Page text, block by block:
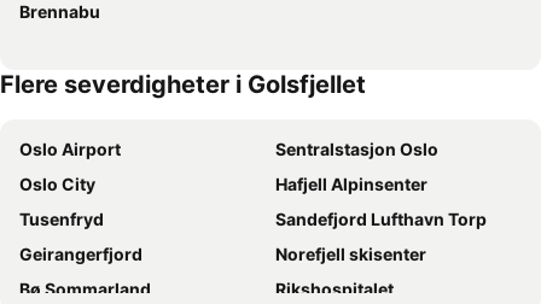
Brennabu
Flere severdigheter i Golsfjellet
Oslo Airport
Sentralstasjon Oslo
Oslo City
Hafjell Alpinsenter
Tusenfryd
Sandefjord Lufthavn Torp
Geirangerfjord
Norefjell skisenter
Bø Sommarland
Rikshospitalet